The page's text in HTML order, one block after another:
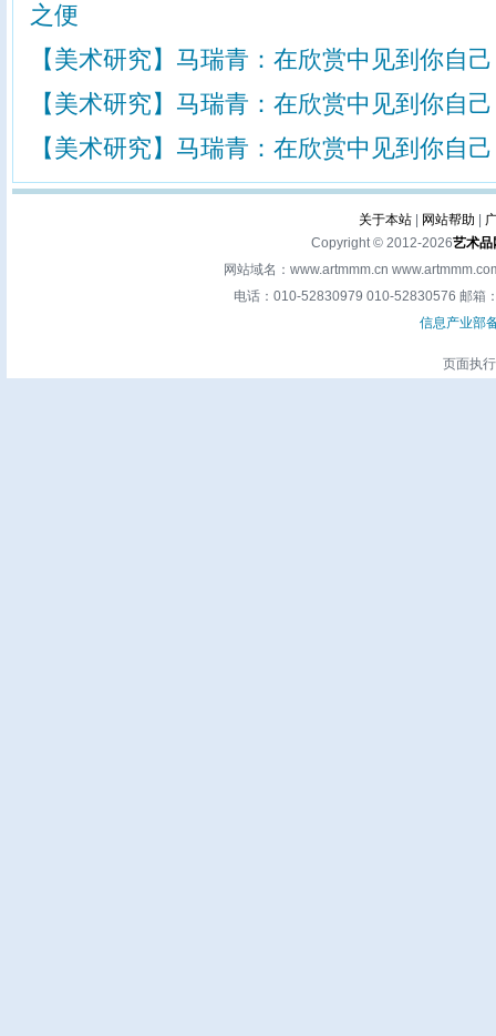
之便
【美术研究】马瑞青：在欣赏中见到你自
【美术研究】马瑞青：在欣赏中见到你自
【美术研究】马瑞青：在欣赏中见到你自
关于本站| 网站帮助
Copyright © 2012-2026艺术品
网站域名：www.artmmm.cn
电话：010-52830979 010-52830576 邮箱
信息产业部
页面执